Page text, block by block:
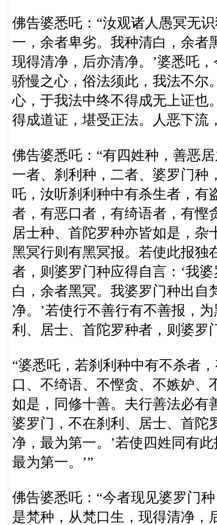
佛告婆悉吒：“汝观诸人愚冥无
一，余者卑劣。我种清白，余者
现得清净，后亦清净。’婆悉吒
骄慢之心，俗法须此，我法不尔
心，于我法中终不得成无上证也
得成道证，堪受正法。人恶下流
佛告婆悉吒：“有四姓种，善恶
一者、刹利种，二者、婆罗门种
吒，汝听刹利种中有杀生者，有
者，有恶口者，有绮语者，有慳
居士种、首陀罗种亦皆如是，
黑冥行则有黑冥报。若使此报独
者，则婆罗门种应得自言：‘我
白，余者黑冥。我婆罗门种出自
净。’若使行不善行有不善报，
利、居士、首陀罗种者，则婆罗
“婆悉吒，若刹利种中有不杀者
口、不绮语、不慳贪、不嫉妒、
如是，同修十善。夫行善法必有
婆罗门，不在刹利、居士、首陀
净，最为第一。’若使四姓同有
最为第一。’”
佛告婆悉吒：“今者现见婆罗门
是梵种，从梵口生，现得清净，